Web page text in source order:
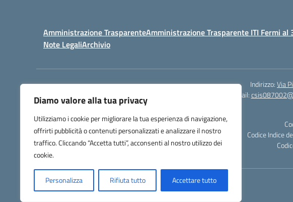
Diamo valore alla tua privacy
Utilizziamo i cookie per migliorare la tua esperienza di navigazione,
offrirti pubblicità o contenuti personalizzati e analizzare il nostro
traffico. Cliccando “Accetta tutti”, acconsenti al nostro utilizzo dei
cookie.
Personalizza Rifiuta tutto Accettare tutto
Amministrazione TrasparenteAmministrazione Trasparente ITI Fermi al
Note LegaliArchivio
Indirizzo:Via
Email:
Codice Indice